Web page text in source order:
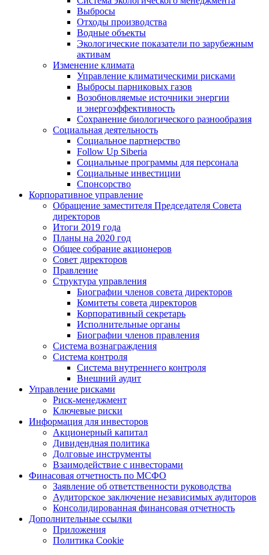
Выбросы
Отходы производства
Водные объекты
Экологические показатели по зарубежным
активам
Изменение климата
Управление климатическими рисками
Выбросы парниковых газов
Возобновляемые источники энергии
и энергоэффективность
Сохранение биологического разнообразия
Социальная деятельность
Социальное партнерство
Follow Up Siberia
Социальные программы для персонала
Социальные инвестиции
Спонсорство
Корпоративное управление
Обращение заместителя Председателя Совета
директоров
Итоги 2019 года
Планы на 2020 год
Общее собрание акционеров
Совет директоров
Правление
Структура управления
Биографии членов совета директоров
Комитеты совета директоров
Корпоративный секретарь
Исполнительные органы
Биографии членов правления
Система вознаграждения
Система контроля
Система внутреннего контроля
Внешний аудит
Управление рисками
Риск-менеджмент
Ключевые риски
Информация для инвесторов
Акционерный капитал
Дивидендная политика
Долговые инструменты
Взаимодействие с инвеcторами
Финасовая отчетность по МСФО
Заявление об ответственности руководства
Аудиторское заключение независимых аудиторов
Консолидированная финансовая отчетность
Дополнительные ссылки
Приложения
Политика Cookie